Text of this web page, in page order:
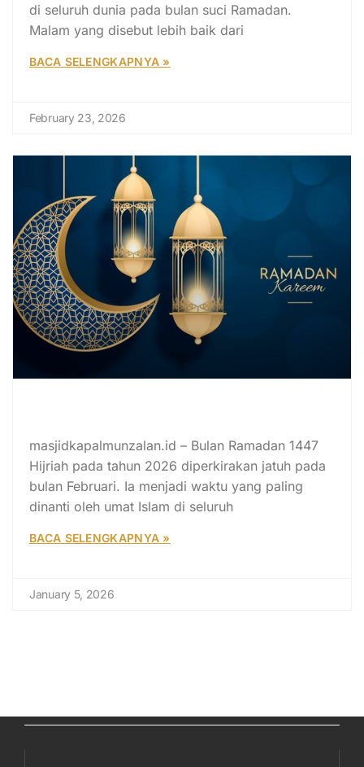
di seluruh dunia pada bulan suci Ramadan.
Malam yang disebut lebih baik dari
BACA SELENGKAPNYA »
February 23, 2026
masjidkapalmunzalan.id – Bulan Ramadan 1447
Hijriah pada tahun 2026 diperkirakan jatuh pada
bulan Februari. Ia menjadi waktu yang paling
dinanti oleh umat Islam di seluruh
BACA SELENGKAPNYA »
January 5, 2026